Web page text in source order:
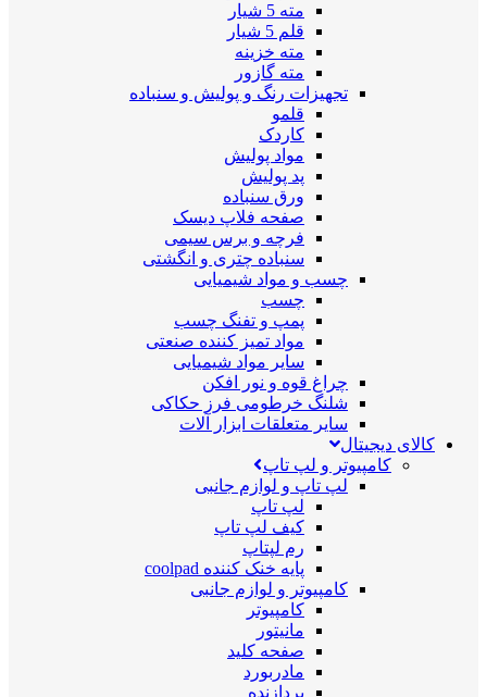
مته 5 شیار
قلم 5 شیار
مته خزینه
مته گازور
تجهیزات رنگ و پولیش و سنباده
قلمو
کاردک
مواد پولیش
پد پولیش
ورق سنباده
صفحه فلاپ دیسک
فرچه و برس سیمی
سنباده چتری و انگشتی
چسب و مواد شیمیایی
چسب
پمپ و تفنگ چسب
مواد تمیز کننده صنعتی
سایر مواد شیمیایی
چراغ قوه و نور افکن
شلنگ خرطومی فرز حکاکی
سایر متعلقات ابزار آلات
کالای دیجیتال
کامپیوتر و لپ تاپ
لپ تاپ و لوازم جانبی
لپ تاپ
کیف لپ تاپ
رم لپتاپ
پایه خنک کننده coolpad
کامپیوتر و لوازم جانبی
کامپیوتر
مانیتور
صفحه کلید
مادربورد
پردازنده